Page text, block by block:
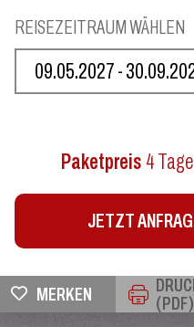
Besuch & Freizeit Zell
Panoramafahrt
Besuch & Führung
1 x Käseverkostung
Besuch & Freizeit
REISEZEITRAUM WÄHLEN
WÄHLEN SIE IHREN
Paketpreis4 Tage
JETZT
MERKEN (PDF)